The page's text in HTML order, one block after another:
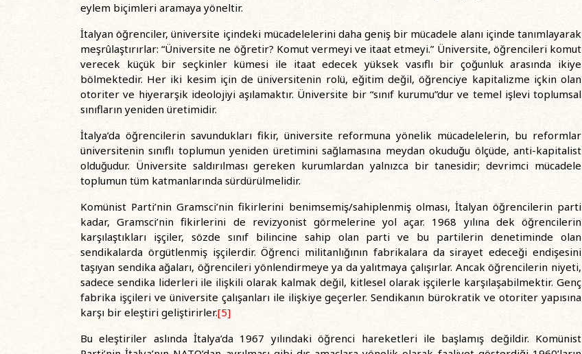
eylem biçimleri aramaya yöneltir.
İtalyan öğrenciler, üniversite içindeki mücadelelerini daha geniş bir mücadele alanı içinde tanımlayarak
meşrûlaştırırlar: “Üniversite ne öğretir? Komut vermeyi ve itaat etmeyi.” Üniversite, öğrencileri komut
verecek küçük bir seçkinler kümesi ile itaat edecek yüksek vasıflı bir çoğunluk arasında ikiye
bölmektedir. Her iki kesim için de üniversitenin rolü, eğitim değil, öğrenciye kapitalizme içkin olan
otoriter ve hiyerarşik ideolojiyi aşılamaktır. Üniversite bir “sınıf kurumu”dur ve temel işlevi toplumsal
sınıfların yeniden üretimidir.
İtalya’da öğrencilerin savundukları fikir, üniversite reformuna yönelik mücadelelerin, bu reformlar
üniversitenin sınıflı toplumun yeniden üretimini sağlamasına meydan okuduğu ölçüde, anti-kapitalist
olduğudur. Üniversite saldırılması gereken kurumlardan yalnızca bir tanesidir; devrimci mücadele
toplumun tüm katmanlarında sürdürülmelidir.
Komünist Parti’nin Gramsci’nin fikirlerini benimsemiş/sahiplenmiş olması, İtalyan öğrencilerin parti
kadar, Gramsci’nin fikirlerini de revizyonist görmelerine yol açar. 1968 yılına dek öğrencilerin
karşılaştıkları işçiler, sözde sınıf bilincine sahip olan parti ve bu partilerin denetiminde olan
sendikalarda örgütlenmiş işçilerdir. Öğrenci militanlığının fabrikalara da sirayet edeceği endişesini
taşıyan sendika ağaları, öğrencileri yönlendirmeye ya da yalıtmaya çalışırlar. Ancak öğrencilerin niyeti,
sadece sendika liderleri ile ilişkili olarak kalmak değil, kitlesel olarak işçilerle karşılaşabilmektir. Genç
fabrika işçileri ve üniversite çalışanları ile ilişkiye geçerler. Sendikanın bürokratik ve otoriter yapısına
karşı bir eleştiri geliştirirler.[5]
Bu eleştiriler aslında İtalya’da 1967 yılındaki öğrenci hareketleri ile başlamış değildir. Komünist